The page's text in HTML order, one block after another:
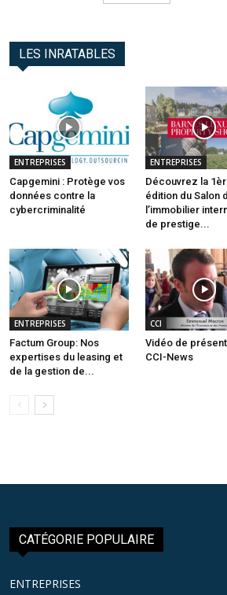
LES INRATABLES
ENTREPRISES
Capgemini : Protège vos
données contre la
cybercriminalité
ENTREPRISES
Découvrez la
édition du Salon
l’immobilier
de prestige...
ENTREPRISES
Factum Group: Nos
expertises du leasing et
de la gestion de...
CCI
Vidéo de
CCI-News
CATÉGORIE POPULAIRE
ENTREPRISES